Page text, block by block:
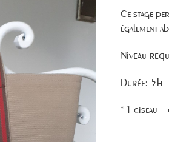
Ce stage
également
Niveau
Durée: 5h
* 1 ciseau =